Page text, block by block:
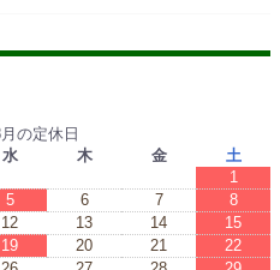
の定休日
水 木 金
土
1
5 6 7
8
12 13 14
15
19 20 21
22